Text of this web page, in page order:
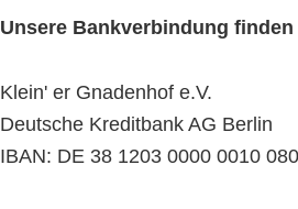
Unsere Bankverbindung finden
Klein' er Gnadenhof e.V.
Deutsche Kreditbank AG Berlin
IBAN: DE 38 1203 0000 0010